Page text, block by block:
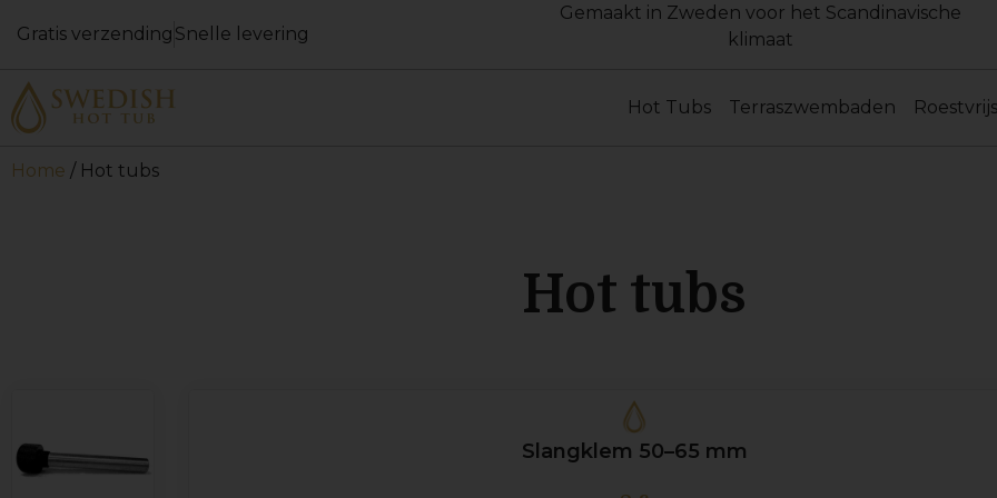
Gratis verzending Snelle levering
Gemaakt in Zweden voor het Scandinavische
klimaat
Hot Tubs Terraszwembaden
Home / Hot tubs
Hot tubs
Slangklem 50–65 mm